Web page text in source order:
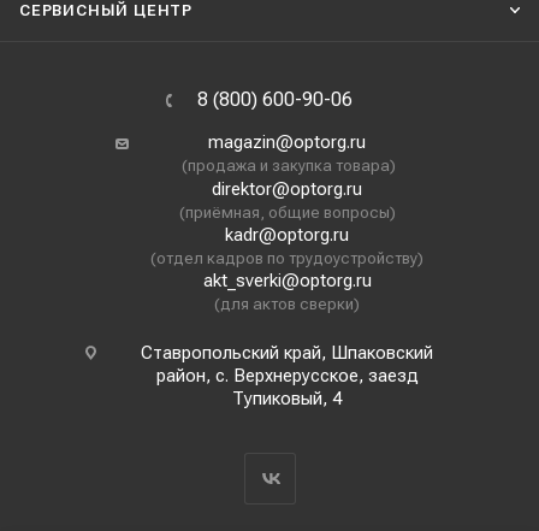
СЕРВИСНЫЙ ЦЕНТР
8 (800) 600-90-06
magazin@optorg.ru
(продажа и закупка товара)
direktor@optorg.ru
(приёмная, общие вопросы)
kadr@optorg.ru
(отдел кадров по трудоустройству)
akt_sverki@optorg.ru
(для актов сверки)
Ставропольский край, Шпаковский
район, с. Верхнерусское, заезд
Тупиковый, 4